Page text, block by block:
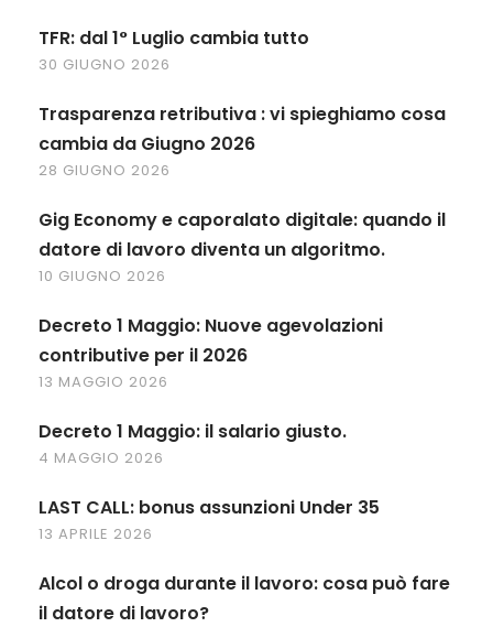
TFR: dal 1° Luglio cambia tutto
30 GIUGNO 2026
Trasparenza retributiva : vi spieghiamo cosa
cambia da Giugno 2026
28 GIUGNO 2026
Gig Economy e caporalato digitale: quando il
datore di lavoro diventa un algoritmo.
10 GIUGNO 2026
Decreto 1 Maggio: Nuove agevolazioni
contributive per il 2026
13 MAGGIO 2026
Decreto 1 Maggio: il salario giusto.
4 MAGGIO 2026
LAST CALL: bonus assunzioni Under 35
13 APRILE 2026
Alcol o droga durante il lavoro: cosa può fare
il datore di lavoro?